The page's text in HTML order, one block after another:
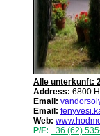
Alle unterkunft:
Address: 6800
Email:
Email:
Web:
P/F: +36 (62)